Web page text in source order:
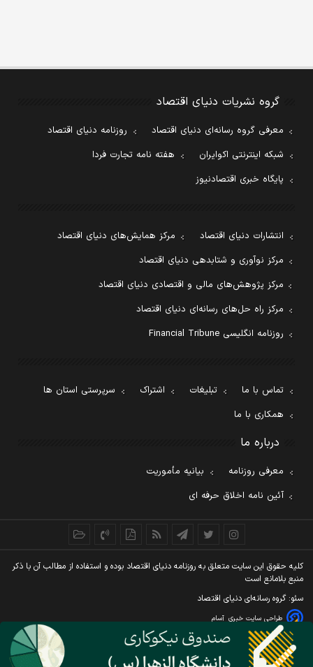
گروه نشریات دنیای اقتصاد
معرفی گروه رسانه‌ای دنیای اقتصاد
روزنامه دنیای اقتصاد
شبکه اینترنتی اکوایران
هفته نامه تجارت فردا
پایگاه خبری اقتصادنیوز
انتشارات دنیای اقتصاد
مرکز همایش‌های دنیای اقتصاد
مرکز نوآوری و شتابدهی دنیای اقتصاد
مرکز پژوهش‌های مالی و اقتصادی دنیای اقتصاد
مرکز راه حل‌های رسانه‌ای دنیای اقتصاد
روزنامه انگلیسی Financial Tribune
تماس با ما تبلیغات اشتراک
سرپرستی استان ها
همکاری با ما
درباره ما
معرفی روزنامه
بیانیه مأموریت
آئین نامه اخلاق حرفه ای
کليه حقوق اين سايت متعلق به روزنامه دنيای اقتصاد بوده و استفاده از مطالب آن با ذکر
منبع بلامانع است
سئو: گروه رسانه‌ای دنیای اقتصاد
طراحی سایت خبری آسام